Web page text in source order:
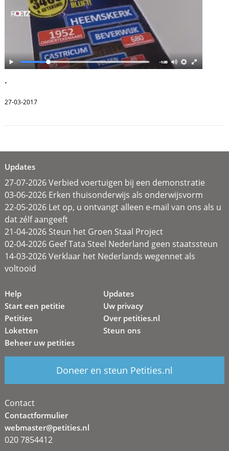
.
27-03-2017
Updates
27-07-2026 Verbied voertuigen bij een demonstratie
03-06-2026 Erken thuisonderwijs als onderwijsvorm
22-05-2026 Let op, u ontvangt alleen e-mail van ons als u
dat zélf aangeeft
21-04-2026 Steun het Groen Staal Project
02-04-2026 Geef Tata Steel Nederland geen staatssteun
14-03-2026 Verklaar het Nederlands wegennet als
voltooid
Help
Start een petitie
Petities
Loketten
Beheer uw petities
Updates
Uw privacy
Over petities.nl
Steun ons
Doneer en steun Petities.nl
Contact
Contactformulier
webmaster@petities.nl
020 7854412